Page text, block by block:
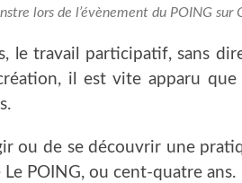
lors de l’évènement du POING sur
le travail participatif, sans
il est vite apparu
ou de se découvrir une
POING, ou cent-quatre ans.